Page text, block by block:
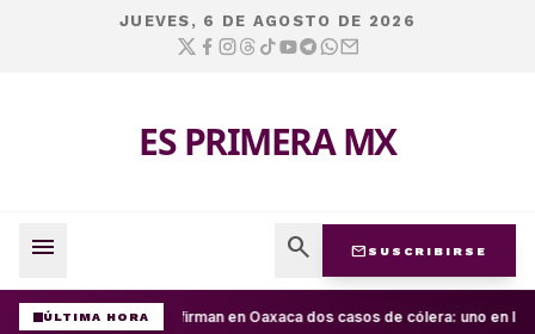
JUEVES, 6 DE AGOSTO DE 2026
ES PRIMERA MX
menu search mail SUSCRIBIRSE
ÚLTIMA HORAConfirman en Oaxaca dos casos de cólera: uno en la